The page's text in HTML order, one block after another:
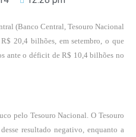
(Banco Central, Tesouro Nacional
20,4 bilhões, em setembro, o que
ante o déficit de R$ 10,4 bilhões no
pelo Tesouro Nacional. O Tesouro
resultado negativo, enquanto a